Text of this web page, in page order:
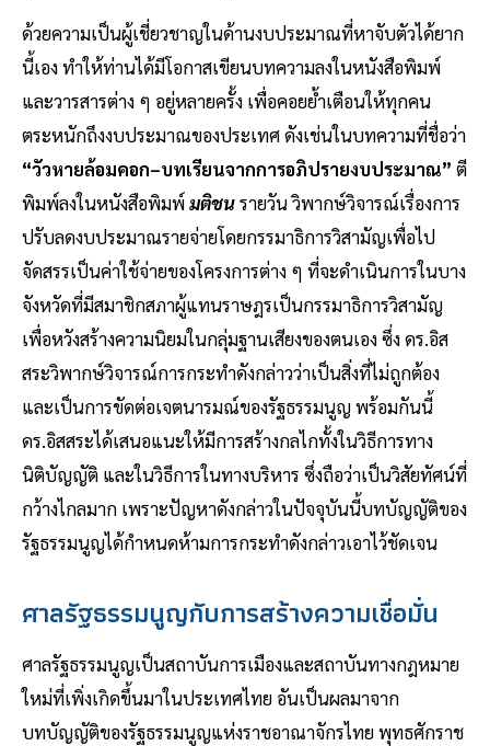
ด้วยความเป็นผู้เชี่ยวชาญในด้านงบประมาณที่หาจับตัวได้ยาก
นี้เอง ทำให้ท่านได้มีโอกาสเขียนบทความลงในหนังสือพิมพ์
และวารสารต่าง ๆ อยู่หลายครั้ง เพื่อคอยย้ำเตือนให้ทุกคน
ตระหนักถึงงบประมาณของประเทศ ดังเช่นในบทความที่ชื่อว่า
“วัวหายล้อมคอก–บทเรียนจากการอภิปรายงบประมาณ” ตี
พิมพ์ลงในหนังสือพิมพ์มติชนรายวัน วิพากษ์วิจารณ์เรื่องการ
ปรับลดงบประมาณรายจ่ายโดยกรรมาธิการวิสามัญเพื่อไป
จัดสรรเป็นค่าใช้จ่ายของโครงการต่าง ๆ ที่จะดำเนินการในบาง
จังหวัดที่มีสมาชิกสภาผู้แทนราษฎรเป็นกรรมาธิการวิสามัญ
เพื่อหวังสร้างความนิยมในกลุ่มฐานเสียงของตนเอง ซึ่ง ดร.อิส
สระวิพากษ์วิจารณ์การกระทำดังกล่าวว่าเป็นสิ่งที่ไม่ถูกต้อง
และเป็นการขัดต่อเจตนารมณ์ของรัฐธรรมนูญ พร้อมกันนี้
ดร.อิสสระได้เสนอแนะให้มีการสร้างกลไกทั้งในวิธีการทาง
นิติบัญญัติ และในวิธีการในทางบริหาร ซึ่งถือว่าเป็นวิสัยทัศน์ที่
กว้างไกลมาก เพราะปัญหาดังกล่าวในปัจจุบันนี้บทบัญญัติของ
รัฐธรรมนูญได้กำหนดห้ามการกระทำดังกล่าวเอาไว้ชัดเจน
ศาลรัฐธรรมนูญกับการสร้างความเชื่อมั่น
ศาลรัฐธรรมนูญเป็นสถาบันการเมืองและสถาบันทางกฎหมาย
ใหม่ที่เพิ่งเกิดขึ้นมาในประเทศไทย อันเป็นผลมาจาก
บทบัญญัติของรัฐธรรมนูญแห่งราชอาณาจักรไทย พุทธศักราช